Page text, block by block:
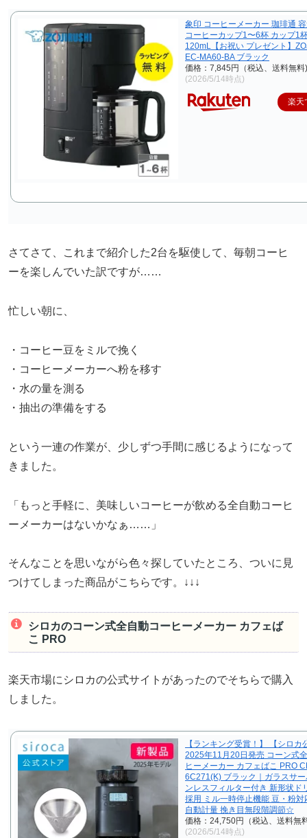
象印 コーヒーメーカー 珈琲通
コーヒーカップ1〜6杯 カップ1
120mL【お祝い プレゼント】
EC-MA60-BA ブラック
価格：7,845円（税込、送料無料)
(2026/5/14時点)
楽天
さてさて、これまで紹介した2台を駆使して、毎朝コーヒ
ーを楽しんでいた訳ですが……
忙しい朝に、
・コーヒー豆をミルで挽く
・コーヒーメーカーへ粉を移す
・水の量を測る
・抽出の準備をする
という一連の作業が、少しずつ手間に感じるようになって
きました。
「もっと手軽に、美味しいコーヒーが飲める全自動コーヒ
ーメーカーはないかなぁ……」
そんなことを思いながら色々探していたところ、ついに見
つけてしまった商品がこちらです。↓↓↓
シロカのコーン式全自動コーヒーメーカー カフェば
こ PRO
楽天市場にシロカの公式サイトがあったのでそちらで購入
しました。
【ランキング受賞！】 【シロカ
2025年11月20日発売 コーン式
ヒーメーカー カフェばこ PRO
6C271(K) ブラック｜ガラスサ
ンレスフィルター付き 新形状ド
採用 ミル一時停止機能 豆・粉対
自動計量 挽き目無段階調節☆
価格：24,750円（税込、送料無
(2026/5/14時点)